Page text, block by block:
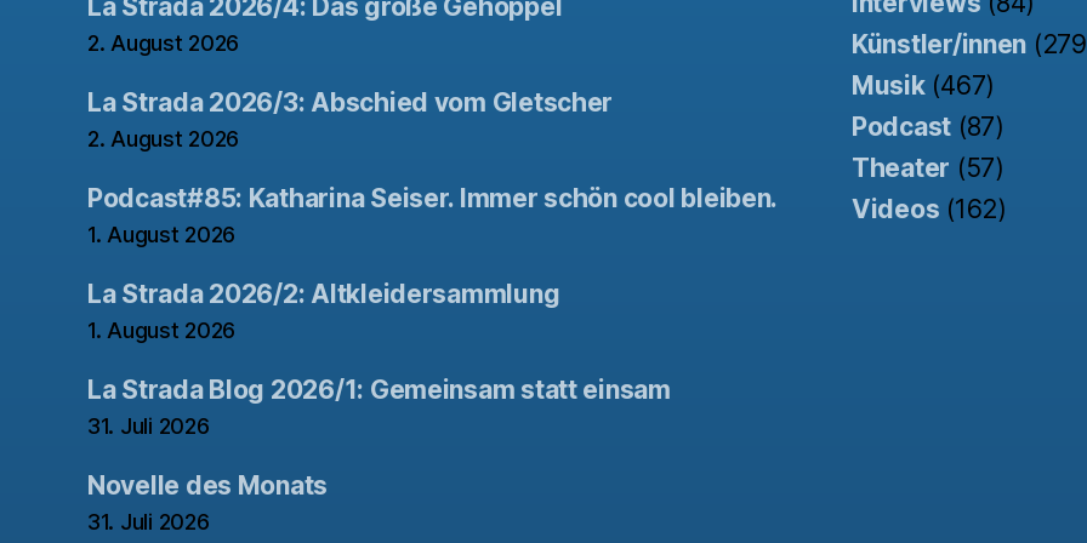
La Strada 2026/4: Das große Gehoppel
2. August 2026
La Strada 2026/3: Abschied vom Gletscher
2. August 2026
Podcast#85: Katharina Seiser. Immer schön cool bleiben.
1. August 2026
La Strada 2026/2: Altkleidersammlung
1. August 2026
La Strada Blog 2026/1: Gemeinsam statt einsam
31. Juli 2026
Novelle des Monats
31. Juli 2026
Künstler/innen
Musik(467)
Podcast (87)
Theater (57)
Videos (162)